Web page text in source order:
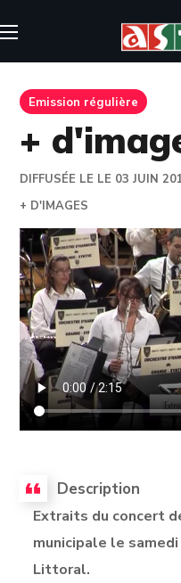
Emission régulière
+
DIFFUSÉE LE LE 03 JUIN
+ D'IMAGES
Description
Extraits du concert
municipale le
Littoral.